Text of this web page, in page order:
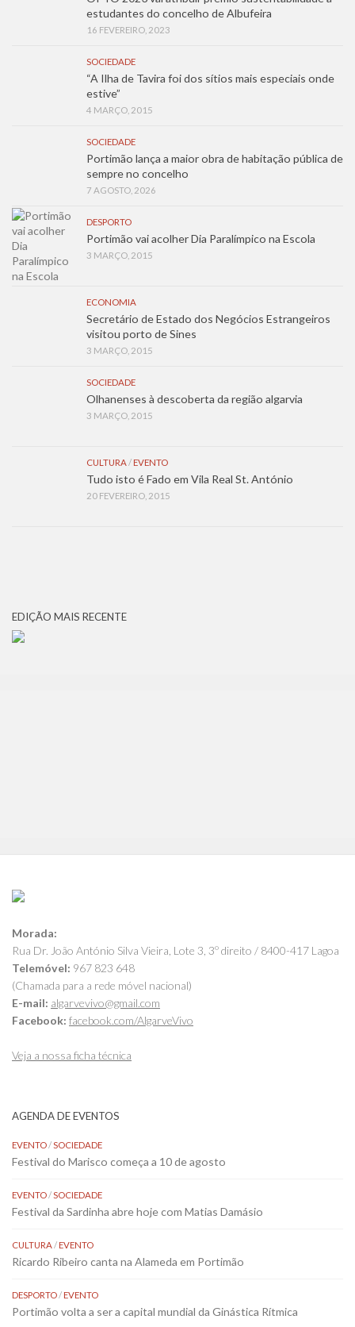
estudantes do concelho de Albufeira
16 FEVEREIRO, 2023
SOCIEDADE
“A Ilha de Tavira foi dos sítios mais especiais onde
estive”
4 MARÇO, 2015
SOCIEDADE
Portimão lança a maior obra de habitação pública de
sempre no concelho
7 AGOSTO, 2026
DESPORTO
Portimão vai acolher Dia Paralímpico na Escola
3 MARÇO, 2015
ECONOMIA
Secretário de Estado dos Negócios Estrangeiros
visitou porto de Sines
3 MARÇO, 2015
SOCIEDADE
Olhanenses à descoberta da região algarvia
3 MARÇO, 2015
CULTURA/ EVENTO
Tudo isto é Fado em Vila Real St. António
20 FEVEREIRO, 2015
EDIÇÃO MAIS RECENTE
Morada:
Rua Dr. João António Silva Vieira, Lote 3, 3º direito / 8400-417 Lagoa
Telemóvel: 967 823 648
(Chamada para a rede móvel nacional)
E-mail: algarvevivo@gmail.com
Facebook: facebook.com/AlgarveVivo
Veja a nossa ficha técnica
AGENDA DE EVENTOS
EVENTO/SOCIEDADE
Festival do Marisco começa a 10 de agosto
EVENTO/SOCIEDADE
Festival da Sardinha abre hoje com Matias Damásio
CULTURA/EVENTO
Ricardo Ribeiro canta na Alameda em Portimão
DESPORTO/EVENTO
Portimão volta a ser a capital mundial da Ginástica Rítmica